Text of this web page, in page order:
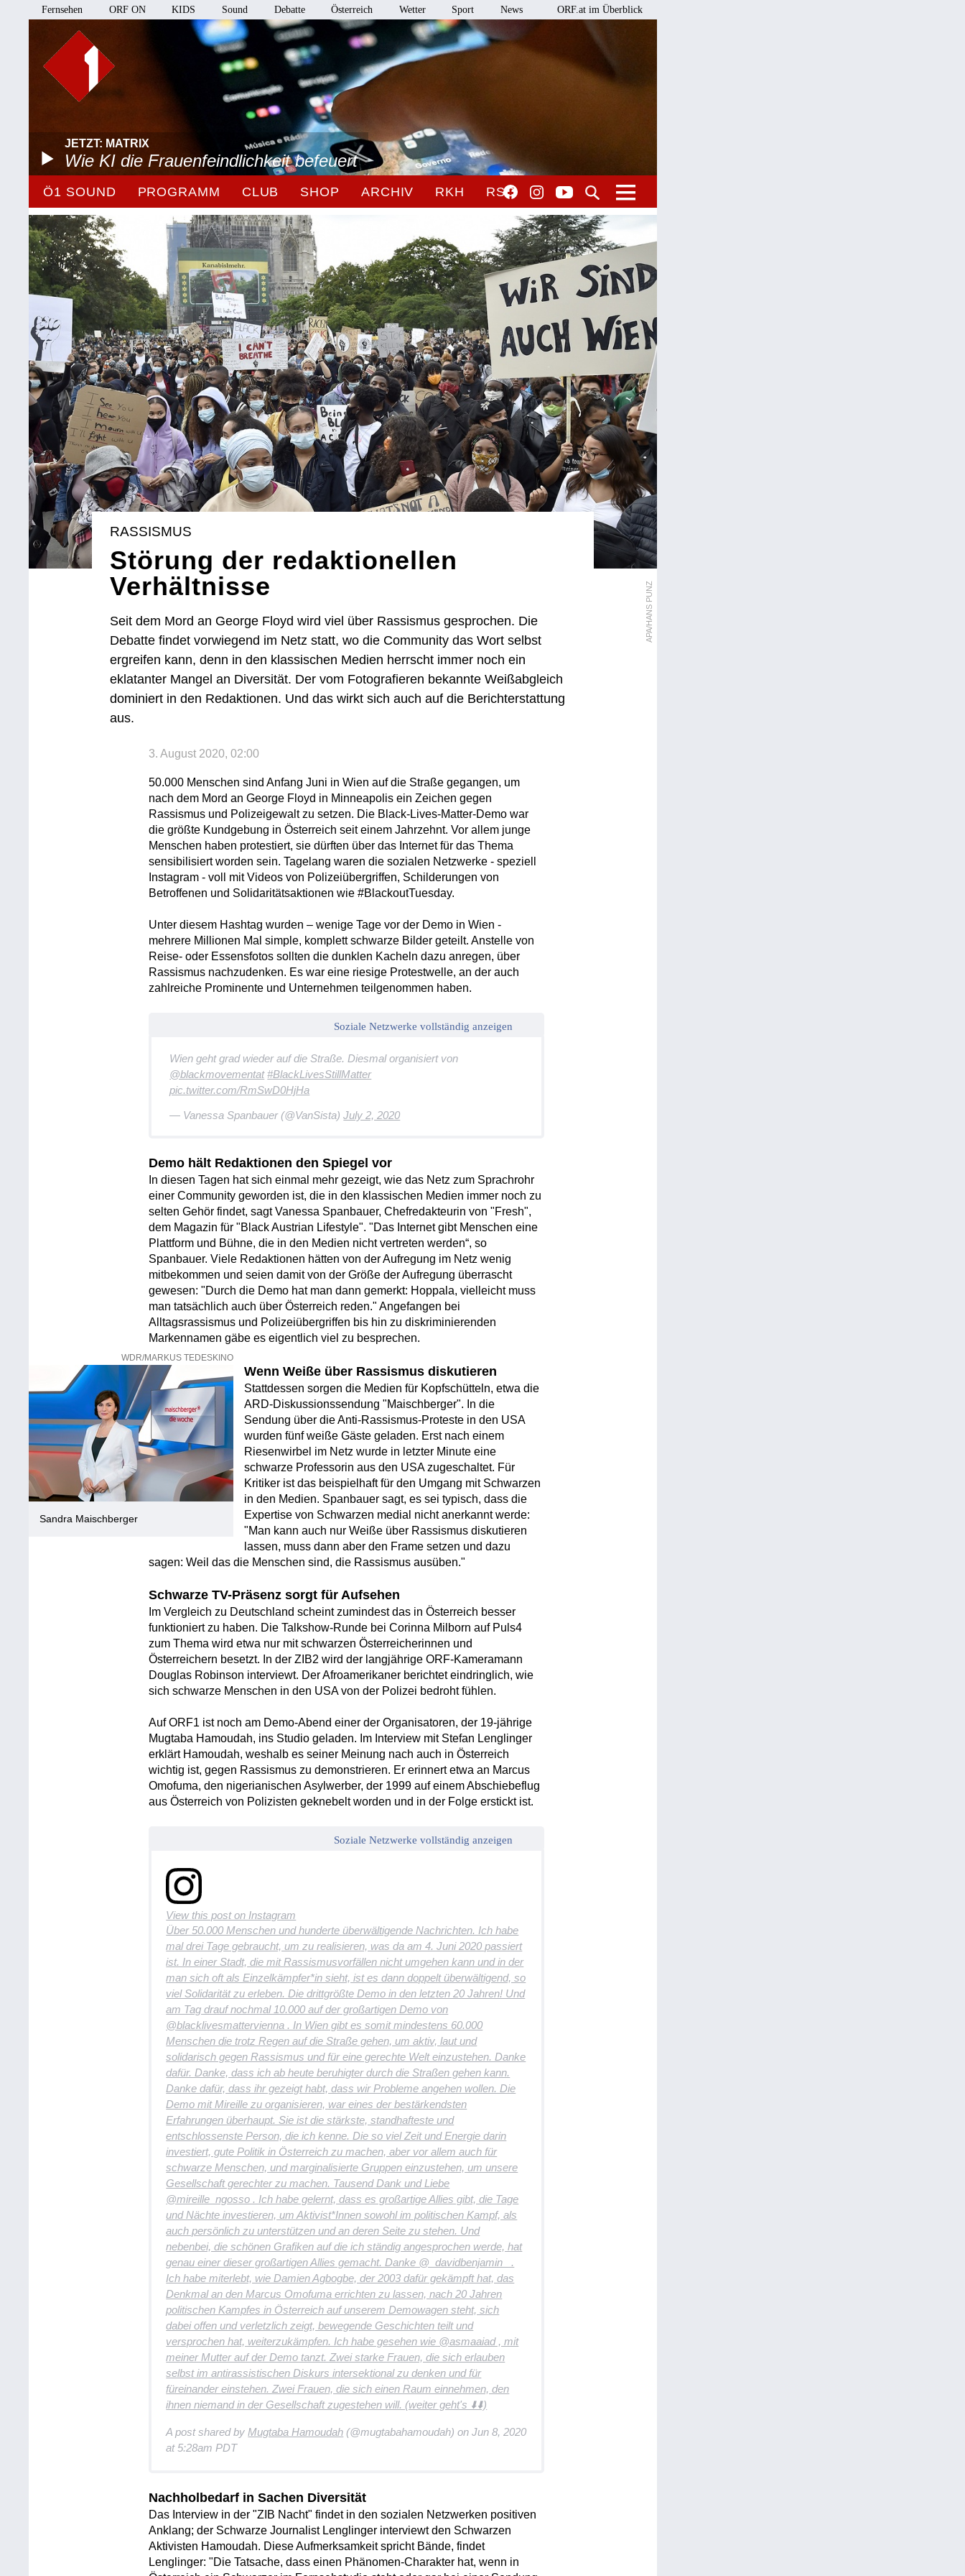
Fernsehen ORF ON KIDS Sound Debatte Österreich Wetter Sport News ORF.at im Überblick
JETZT: MATRIX
Wie KI die Frauenfeindlichkeit befeuert
Ö1 SOUND PROGRAMM CLUB SHOP ARCHIV RKH RSO
APA/HANS PUNZ
RASSISMUS
Störung der redaktionellen
Verhältnisse
Seit dem Mord an George Floyd wird viel über Rassismus gesprochen. Die
Debatte findet vorwiegend im Netz statt, wo die Community das Wort selbst
ergreifen kann, denn in den klassischen Medien herrscht immer noch ein
eklatanter Mangel an Diversität. Der vom Fotografieren bekannte Weißabgleich
dominiert in den Redaktionen. Und das wirkt sich auch auf die Berichterstattung
aus.
3. August 2020, 02:00
50.000 Menschen sind Anfang Juni in Wien auf die Straße gegangen, um
nach dem Mord an George Floyd in Minneapolis ein Zeichen gegen
Rassismus und Polizeigewalt zu setzen. Die Black-Lives-Matter-Demo war
die größte Kundgebung in Österreich seit einem Jahrzehnt. Vor allem junge
Menschen haben protestiert, sie dürften über das Internet für das Thema
sensibilisiert worden sein. Tagelang waren die sozialen Netzwerke - speziell
Instagram - voll mit Videos von Polizeiübergriffen, Schilderungen von
Betroffenen und Solidaritätsaktionen wie #BlackoutTuesday.
Unter diesem Hashtag wurden – wenige Tage vor der Demo in Wien -
mehrere Millionen Mal simple, komplett schwarze Bilder geteilt. Anstelle von
Reise- oder Essensfotos sollten die dunklen Kacheln dazu anregen, über
Rassismus nachzudenken. Es war eine riesige Protestwelle, an der auch
zahlreiche Prominente und Unternehmen teilgenommen haben.
Soziale Netzwerke vollständig anzeigen
Wien geht grad wieder auf die Straße. Diesmal organisiert von
@blackmovementat #BlackLivesStillMatter
pic.twitter.com/RmSwD0HjHa
— Vanessa Spanbauer (@VanSista)July 2, 2020
Demo hält Redaktionen den Spiegel vor
In diesen Tagen hat sich einmal mehr gezeigt, wie das Netz zum Sprachrohr
einer Community geworden ist, die in den klassischen Medien immer noch zu
selten Gehör findet, sagt Vanessa Spanbauer, Chefredakteurin von "Fresh",
dem Magazin für "Black Austrian Lifestyle". "Das Internet gibt Menschen eine
Plattform und Bühne, die in den Medien nicht vertreten werden“, so
Spanbauer. Viele Redaktionen hätten von der Aufregung im Netz wenig
mitbekommen und seien damit von der Größe der Aufregung überrascht
gewesen: "Durch die Demo hat man dann gemerkt: Hoppala, vielleicht muss
man tatsächlich auch über Österreich reden." Angefangen bei
Alltagsrassismus und Polizeiübergriffen bis hin zu diskriminierenden
Markennamen gäbe es eigentlich viel zu besprechen.
WDR/MARKUS TEDESKINO
Sandra Maischberger
Wenn Weiße über Rassismus diskutieren
Stattdessen sorgen die Medien für Kopfschütteln, etwa die
ARD-Diskussionssendung "Maischberger". In die
Sendung über die Anti-Rassismus-Proteste in den USA
wurden fünf weiße Gäste geladen. Erst nach einem
Riesenwirbel im Netz wurde in letzter Minute eine
schwarze Professorin aus den USA zugeschaltet. Für
Kritiker ist das beispielhaft für den Umgang mit Schwarzen
in den Medien. Spanbauer sagt, es sei typisch, dass die
Expertise von Schwarzen medial nicht anerkannt werde:
"Man kann auch nur Weiße über Rassismus diskutieren
lassen, muss dann aber den Frame setzen und dazu
sagen: Weil das die Menschen sind, die Rassismus ausüben."
Schwarze TV-Präsenz sorgt für Aufsehen
Im Vergleich zu Deutschland scheint zumindest das in Österreich besser
funktioniert zu haben. Die Talkshow-Runde bei Corinna Milborn auf Puls4
zum Thema wird etwa nur mit schwarzen Österreicherinnen und
Österreichern besetzt. In der ZIB2 wird der langjährige ORF-Kameramann
Douglas Robinson interviewt. Der Afroamerikaner berichtet eindringlich, wie
sich schwarze Menschen in den USA von der Polizei bedroht fühlen.
Auf ORF1 ist noch am Demo-Abend einer der Organisatoren, der 19-jährige
Mugtaba Hamoudah, ins Studio geladen. Im Interview mit Stefan Lenglinger
erklärt Hamoudah, weshalb es seiner Meinung nach auch in Österreich
wichtig ist, gegen Rassismus zu demonstrieren. Er erinnert etwa an Marcus
Omofuma, den nigerianischen Asylwerber, der 1999 auf einem Abschiebeflug
aus Österreich von Polizisten geknebelt worden und in der Folge erstickt ist.
Soziale Netzwerke vollständig anzeigen
View this post on Instagram
Über 50.000 Menschen und hunderte überwältigende Nachrichten. Ich habe
mal drei Tage gebraucht, um zu realisieren, was da am 4. Juni 2020 passiert
ist. In einer Stadt, die mit Rassismusvorfällen nicht umgehen kann und in der
man sich oft als Einzelkämpfer*in sieht, ist es dann doppelt überwältigend, so
viel Solidarität zu erleben. Die drittgrößte Demo in den letzten 20 Jahren! Und
am Tag drauf nochmal 10.000 auf der großartigen Demo von
@blacklivesmattervienna . In Wien gibt es somit mindestens 60.000
Menschen die trotz Regen auf die Straße gehen, um aktiv, laut und
solidarisch gegen Rassismus und für eine gerechte Welt einzustehen. Danke
dafür. Danke, dass ich ab heute beruhigter durch die Straßen gehen kann.
Danke dafür, dass ihr gezeigt habt, dass wir Probleme angehen wollen. Die
Demo mit Mireille zu organisieren, war eines der bestärkendsten
Erfahrungen überhaupt. Sie ist die stärkste, standhafteste und
entschlossenste Person, die ich kenne. Die so viel Zeit und Energie darin
investiert, gute Politik in Österreich zu machen, aber vor allem auch für
schwarze Menschen, und marginalisierte Gruppen einzustehen, um unsere
Gesellschaft gerechter zu machen. Tausend Dank und Liebe
@mireille_ngosso . Ich habe gelernt, dass es großartige Allies gibt, die Tage
und Nächte investieren, um Aktivist*Innen sowohl im politischen Kampf, als
auch persönlich zu unterstützen und an deren Seite zu stehen. Und
nebenbei, die schönen Grafiken auf die ich ständig angesprochen werde, hat
genau einer dieser großartigen Allies gemacht. Danke @_davidbenjamin_ .
Ich habe miterlebt, wie Damien Agbogbe, der 2003 dafür gekämpft hat, das
Denkmal an den Marcus Omofuma errichten zu lassen, nach 20 Jahren
politischen Kampfes in Österreich auf unserem Demowagen steht, sich
dabei offen und verletzlich zeigt, bewegende Geschichten teilt und
versprochen hat, weiterzukämpfen. Ich habe gesehen wie @asmaaiad , mit
meiner Mutter auf der Demo tanzt. Zwei starke Frauen, die sich erlauben
selbst im antirassistischen Diskurs intersektional zu denken und für
füreinander einstehen. Zwei Frauen, die sich einen Raum einnehmen, den
ihnen niemand in der Gesellschaft zugestehen will. (weiter geht's ⬇️⬇️)
A post shared by Mugtaba Hamoudah (@mugtabahamoudah) onJun 8, 2020
at 5:28am PDT
Nachholbedarf in Sachen Diversität
Das Interview in der "ZIB Nacht" findet in den sozialen Netzwerken positiven
Anklang; der Schwarze Journalist Lenglinger interviewt den Schwarzen
Aktivisten Hamoudah. Diese Aufmerksamkeit spricht Bände, findet
Lenglinger: "Die Tatsache, dass einen Phänomen-Charakter hat, wenn in